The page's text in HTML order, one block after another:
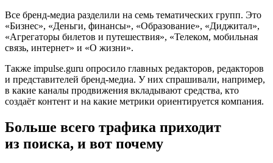
Все бренд-медиа разделили на семь тематических групп. Это
«Бизнес», «Деньги, финансы», «Образование», «Диджитал»,
«Агрегаторы билетов и путешествия», «Телеком, мобильная
связь, интернет» и «О жизни».
Также impulse.guru опросило главных редакторов, редакторов
и представителей бренд-медиа. У них спрашивали, например,
в какие каналы продвижения вкладывают средства, кто
создаёт контент и на какие метрики ориентируется компания.
Больше всего трафика приходит
из поиска, и вот почему